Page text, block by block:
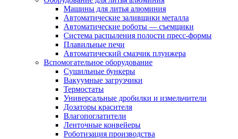
Машины для литья алюминия
Автоматические заливщики металла
Автоматические роботы — съемщики
Система распыления полости пресс-формы
Плавильные печи
Автоматический смазчик плунжера
Вспомогательное оборудование
Сушильные бункеры
Вакуумные загрузчики
Термостаты
Универсальные дробилки и измельчители
Дозаторы красителя
Влагопоглатители
Ленточные конвейеры
Роботизация производства